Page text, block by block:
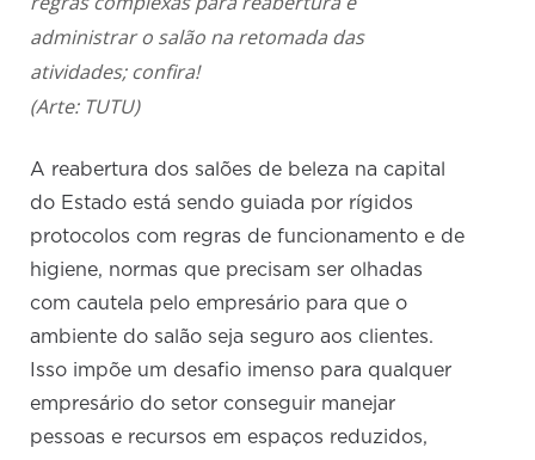
administrar o salão na retomada das
atividades; confira!
(Arte: TUTU)
A reabertura dos salões de beleza na capital
do Estado está sendo guiada por rígidos
protocolos com regras de funcionamento e de
higiene, normas que precisam ser olhadas
com cautela pelo empresário para que o
ambiente do salão seja seguro aos clientes.
Isso impõe um desafio imenso para qualquer
empresário do setor conseguir manejar
pessoas e recursos em espaços reduzidos,